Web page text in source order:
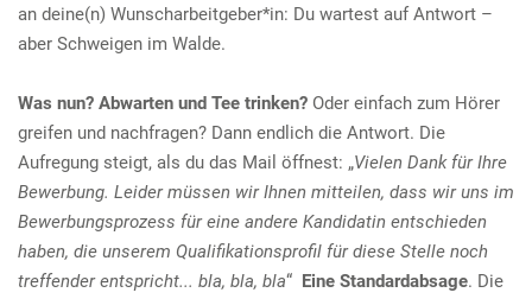
an deine(n) Wunscharbeitgeber*in: Du wartest auf Antwort –
aber Schweigen im Walde.
Was nun? Abwarten und Tee trinken? Oder einfach zum Hörer
greifen und nachfragen? Dann endlich die Antwort. Die
Aufregung steigt, als du das Mail öffnest: „Vielen Dank für Ihre
Bewerbung. Leider müssen wir Ihnen mitteilen, dass wir uns im
Bewerbungsprozess für eine andere Kandidatin entschieden
haben, die unserem Qualifikationsprofil für diese Stelle noch
treffender entspricht... bla, bla, bla“ Eine Standardabsage. Die